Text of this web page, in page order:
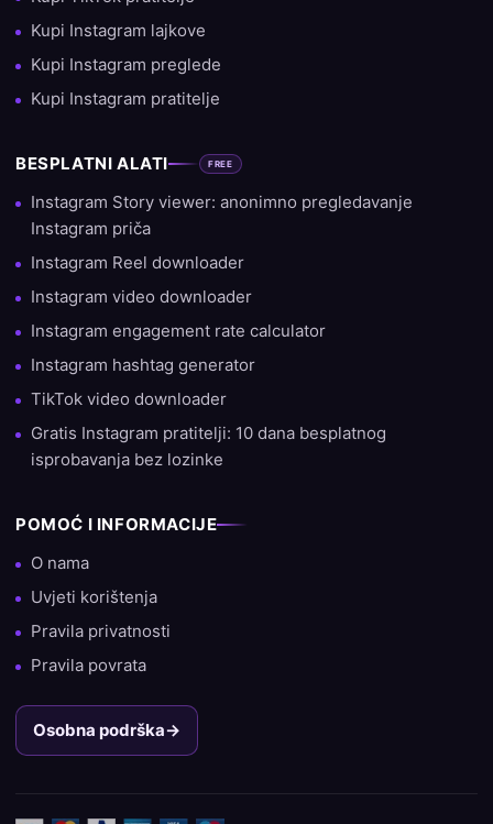
Kupi Instagram lajkove
Kupi Instagram preglede
Kupi Instagram pratitelje
BESPLATNI ALATI FREE
Instagram Story viewer: anonimno pregledavanje
Instagram priča
Instagram Reel downloader
Instagram video downloader
Instagram engagement rate calculator
Instagram hashtag generator
TikTok video downloader
Gratis Instagram pratitelji: 10 dana besplatnog
isprobavanja bez lozinke
POMOĆ I INFORMACIJE
O nama
Uvjeti korištenja
Pravila privatnosti
Pravila povrata
Osobna podrška→